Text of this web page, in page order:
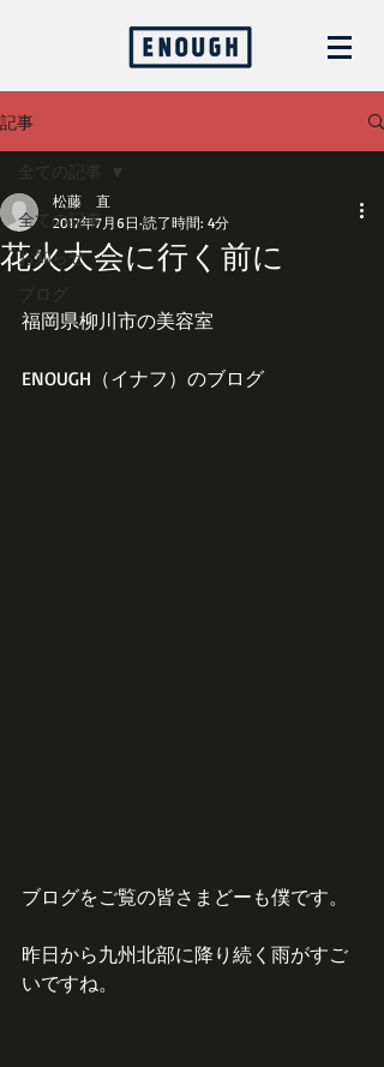
記事
全ての記事
お知らせ
ブログ
全ての記事
花火大会に行く前に
松藤 直
2017年7月6日 読了時間: 4分
福岡県柳川市の美容室
ENOUGH（イナフ）のブログ
ブログをご覧の皆さまどーも僕です。
昨日から九州北部に降り続く雨がすご
いですね。